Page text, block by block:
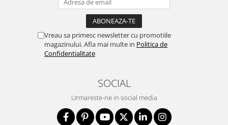
Vreau sa primesc newsletter cu promotiile
magazinului. Afla mai multe in Politica de
Confidentialitate
SOCIAL
Urmareste-ne in social media